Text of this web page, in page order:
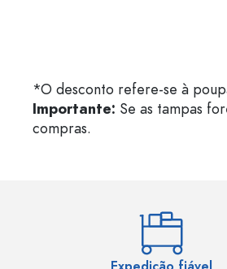
*O desconto refere-se à
Importante: Se as tampas
compras.